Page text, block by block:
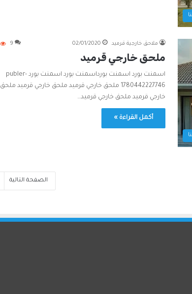
ملاحق خارجية قرميد 02/01/2020
9
ملحق خارجي قرميد
اسمنت بورد اسمنت بورداسمنت بورد اسمنت بورد publer-
1780442227746 ملحق خارجي قرميد ملحق خارجي قرميد ملحق
خارجي قرميد ملحق خارجي قرميد…
أكمل القراءة »
الصفحة التالية